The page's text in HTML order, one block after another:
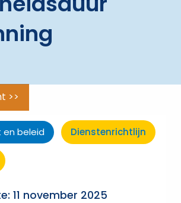
>>
en beleid Dienstenrichtlijn
11 november 2025